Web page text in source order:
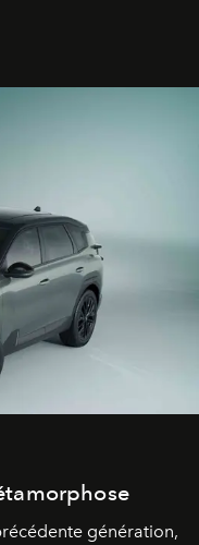
son SUV
Et le pari semble
génération,